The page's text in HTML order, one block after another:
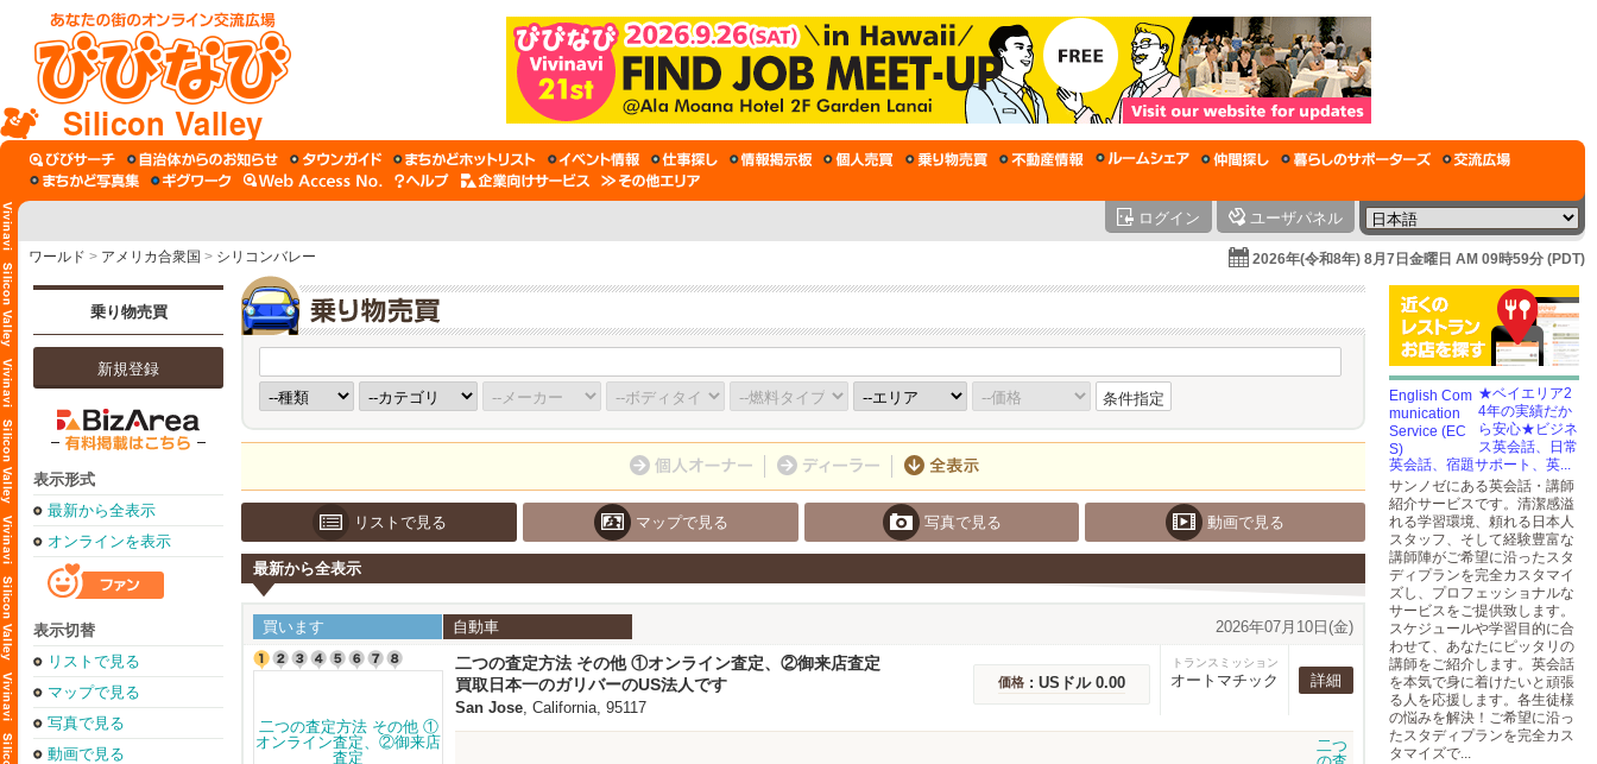
Silicon Valley
ログイン ユーザパネル
ワールド > アメリカ合衆国 > シリコンバレー 2026年(令和8年) 8月7日金曜日 AM 09時59分 (PDT)
乗り物売買
新規登録
表示形式
最新から全表示
オンラインを表示
表示切替
リストで見る
マップで見る
写真で見る
動画で見る
条件指定
リストで見る マップで見る 写真で見る 動画で見る
最新から全表示
買います 自動車 2026年07月10日(金)
二つの査定方法 その他 ①オンライン査定、②御来店査定
買取日本一のガリバーのUS法人です
San Jose, California, 95117
価格 : USドル 0.00
トランスミッション
オートマチック 詳細
★ベイエリア2
4年の実績だか
ら安心★ビジネ
ス英会話、日常
英会話、宿題サポート、英...
サンノゼにある英会話・講師
紹介サービスです。清潔感溢
れる学習環境、頼れる日本人
スタッフ、そして経験豊富な
講師陣がご希望に沿ったスタ
ディプランを完全カスタマイ
ズし、プロフェッショナルな
サービスをご提供致します。
スケジュールや学習目的に合
わせて、あなたにピッタリの
講師をご紹介します。英会話
を本気で身に着けたいと頑張
る人を応援します。各生徒様
の悩みを解決！ご希望に沿っ
たスタディプランを完全カス
タマイズで...